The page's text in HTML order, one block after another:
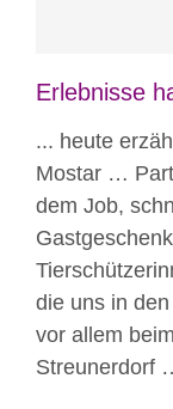
Erlebnisse
... heute
Mostar …
dem Job,
die uns in
vor allem
Streunerdorf